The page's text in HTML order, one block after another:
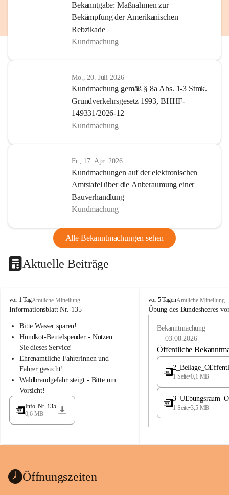
Bekanntgabe: Maßnahmen zur
Bekämpfung der Amerikanischen
Rebzikade
Kundmachung
Mo., 20. Juli 2026
Kundmachung gemäß § 8a Abs. 1-3 Stmk.
Grundverkehrsgesetz 1993, BHHF-
149331/2026-12
Kundmachung
Fr., 17. Apr. 2026
Kundmachungen auf der elektronischen
Amtstafel über die Anberaumung einer
Bauverhandlung
Kundmachung
Alle Bekanntmachungen sehen
Aktuelle Beiträge
B
u
h
a
d
l
a
vor 1 TagAmtliche Mitteilung
Informationsblatt Nr. 135
Bitte Wasser sparen!
Hundkot-Beutelspender - Nutzen
Sie dieses Service!
Ehrenamtliche Fahrerinnen und
Fahrer gesucht!
Waldbrandgefahr steigt - Bitte um
Vorsicht!
Info_Nr. 135
0,6 MB
B
u
e
a
vor 5 TagenAmtliche Mitteilung
Übung des Bundesheeres
Bekanntmachung
03.08.2026
Öffentliche
1 Seite•0,1 MB
1 Seite•3,5 MB
Öffnungszeiten